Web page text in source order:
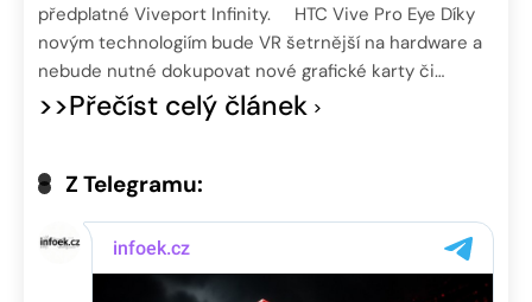
předplatné Viveport Infinity. HTC Vive Pro Eye Díky
novým technologiím bude VR šetrnější na hardware a
nebude nutné dokupovat nové grafické karty či…
>>Přečíst celý článek
Z Telegramu: